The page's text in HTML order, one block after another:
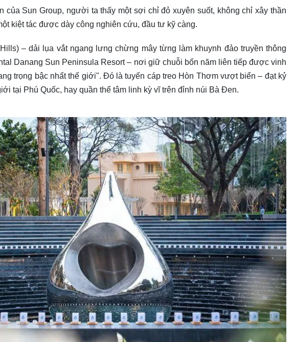
của Sun Group, người ta thấy một sợi chỉ đỏ xuyên suốt, không chỉ xây thần
kiệt tác được dày công nghiên cứu, đầu tư kỹ càng.
– dải lụa vắt ngang lưng chừng mây từng làm khuynh đảo truyền thông
Danang Sun Peninsula Resort – nơi giữ chuỗi bốn năm liên tiếp được vinh
trọng bậc nhất thế giới". Đó là tuyến cáp treo Hòn Thơm vượt biển – đạt kỷ
tại Phú Quốc, hay quần thể tâm linh kỳ vĩ trên đỉnh núi Bà Đen.